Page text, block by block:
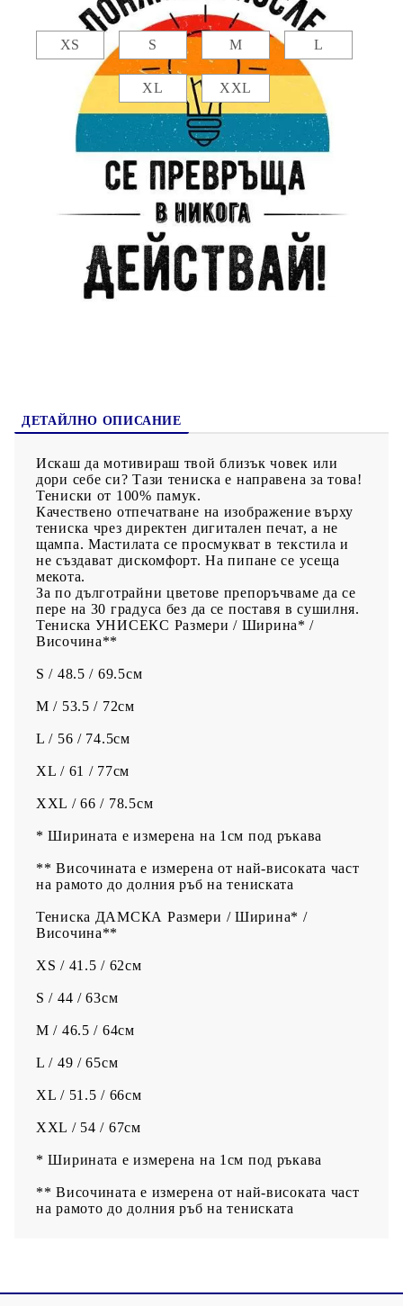
Таблица с размери
XS S M L
XL XXL
Коментар към поръчката:
ДЕТАЙЛНО ОПИСАНИЕ
Искаш да мотивираш твой близък човек или
дори себе си? Тази тениска е направена за това!
Тениски от 100% памук.
Качествено отпечатване на изображение върху
тениска чрез директен дигитален печат, а не
щампа. Мастилата се просмукват в текстила и
не създават дискомфорт. На пипане се усеща
мекота.
За по дълготрайни цветове препоръчваме да се
пере на 30 градуса без да се поставя в сушилня.
Тениска УНИСЕКС Размери / Ширина* /
Височина**
S / 48.5 / 69.5см
M / 53.5 / 72см
L / 56 / 74.5см
XL / 61 / 77см
XXL / 66 / 78.5см
* Ширината е измерена на 1см под ръкава
** Височината е измерена от най-високата част
на рамото до долния ръб на тениската
Тениска ДАМСКА Размери / Ширина* /
Височина**
XS / 41.5 / 62см
S / 44 / 63см
M / 46.5 / 64см
L / 49 / 65см
XL / 51.5 / 66см
XXL / 54 / 67см
* Ширината е измерена на 1см под ръкава
** Височината е измерена от най-високата част
на рамото до долния ръб на тениската